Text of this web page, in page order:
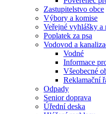
Zastupitelstvo obce
Výbory a komise
Veřejné vyhlášky a
Poplatek za psa
Vodovod a
Vodné
Informace
Všeobecné
Reklamační
Odpady
Senior doprava
Úřední deska